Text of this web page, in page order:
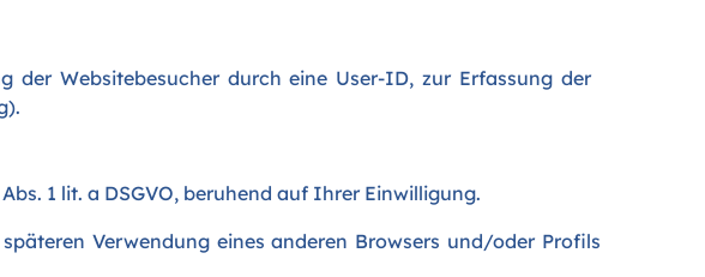
der Websitebesucher durch eine User-ID, zur Erfassung der
1 lit. a DSGVO, beruhend auf Ihrer Einwilligung.
Verwendung eines anderen Browsers und/oder Profils